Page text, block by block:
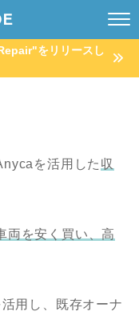
をリリースし
を活用した 収
両を安く買い、高
用し、既存オーナ